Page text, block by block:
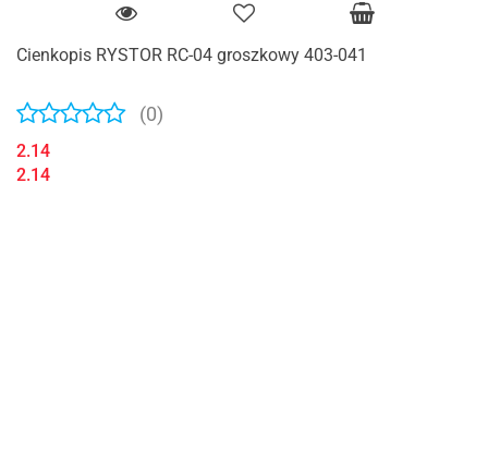
Cienkopis RYSTOR RC-04 groszkowy 403-041
(0)
2.14
2.14